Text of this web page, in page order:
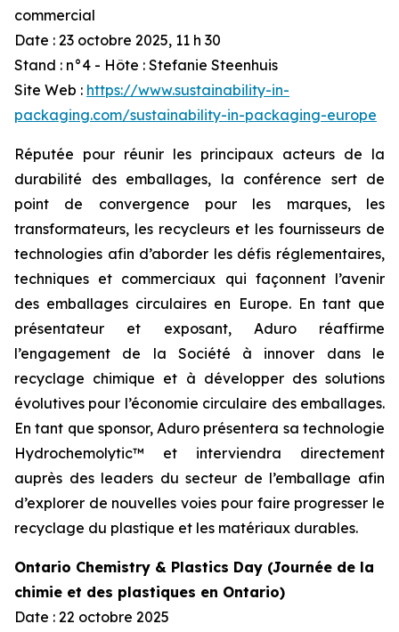
commercial
Date : 23 octobre 2025, 11 h 30
Stand : n°4 - Hôte : Stefanie Steenhuis
Site Web : https://www.sustainability-in-
packaging.com/sustainability-in-packaging-europe
Réputée pour réunir les principaux acteurs de la
durabilité des emballages, la conférence sert de
point de convergence pour les marques, les
transformateurs, les recycleurs et les fournisseurs de
technologies afin d’aborder les défis réglementaires,
techniques et commerciaux qui façonnent l’avenir
des emballages circulaires en Europe. En tant que
présentateur et exposant, Aduro réaffirme
l’engagement de la Société à innover dans le
recyclage chimique et à développer des solutions
évolutives pour l’économie circulaire des emballages.
En tant que sponsor, Aduro présentera sa technologie
Hydrochemolytic™ et interviendra directement
auprès des leaders du secteur de l’emballage afin
d’explorer de nouvelles voies pour faire progresser le
recyclage du plastique et les matériaux durables.
Ontario Chemistry & Plastics Day (Journée de la
chimie et des plastiques en Ontario)
Date : 22 octobre 2025